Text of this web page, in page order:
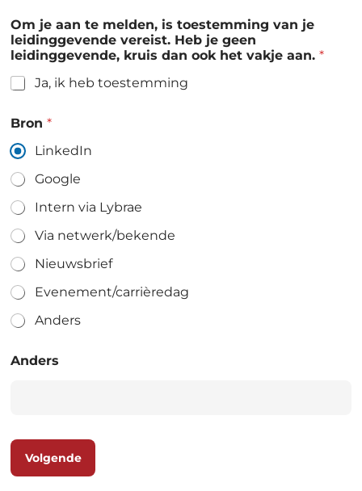
Om je aan te melden, is toestemming van je
leidinggevende vereist. Heb je geen
leidinggevende, kruis dan ook het vakje aan. *
Ja, ik heb toestemming
Bron *
LinkedIn
Google
Intern via Lybrae
Via netwerk/bekende
Nieuwsbrief
Evenement/carrièredag
Anders
Anders
Volgende